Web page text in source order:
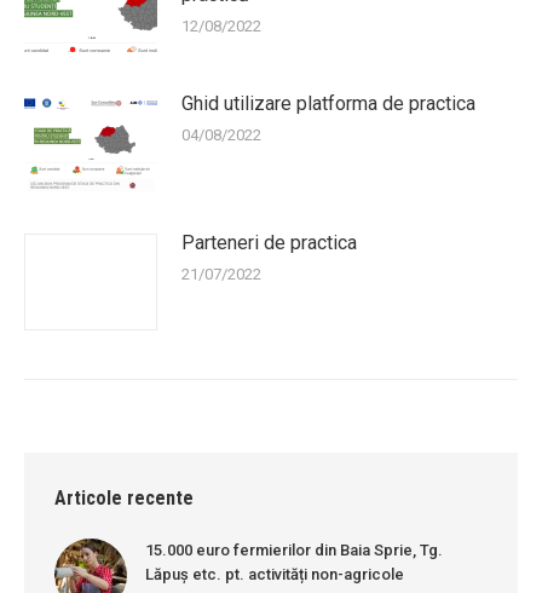
12/08/2022
Ghid utilizare platforma de practica
04/08/2022
Parteneri de practica
21/07/2022
Articole recente
15.000 euro fermierilor din Baia Sprie, Tg.
Lăpuș etc. pt. activități non-agricole